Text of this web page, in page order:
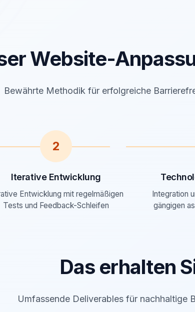
Website-
Bewährte Methodik für erfolgreiche
2
Iterative Entwicklung
Entwicklung mit regelmäßigen
Tests und Feedback-Schleifen
Integration
gängigen
Das erhalten
Umfassende Deliverables für nachhaltige